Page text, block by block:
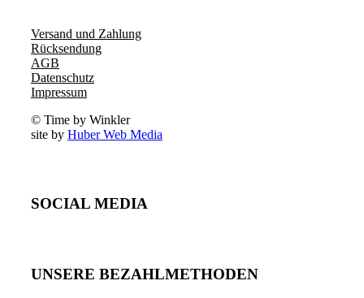
Versand und Zahlung
Rücksendung
AGB
Datenschutz
Impressum
© Time by Winkler
site by Huber Web Media
SOCIAL MEDIA
UNSERE BEZAHLMETHODEN